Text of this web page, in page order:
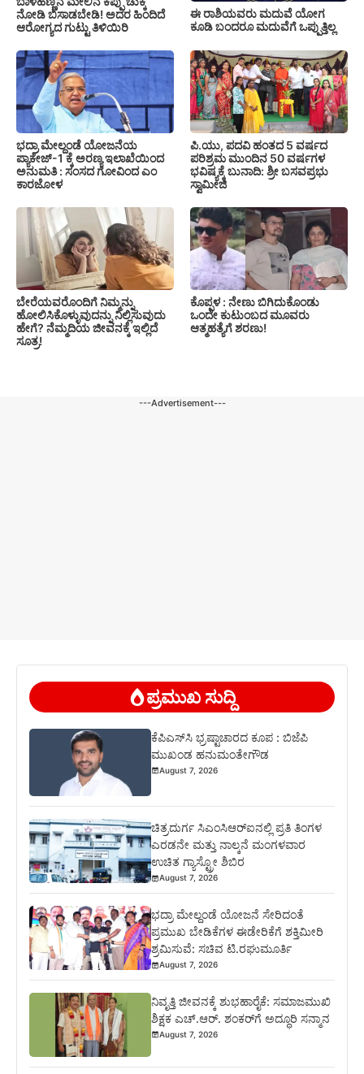
ನೋಡಿ ಬಿಸಾಡಬೇಡಿ! ಅದರ ಹಿಂದಿದೆ
ಆರೋಗ್ಯದ ಗುಟ್ಟು ತಿಳಿಯಿರಿ
ಈ ರಾಶಿಯವರು ಮದುವೆ ಯೋಗ
ಕೂಡಿ ಬಂದರೂ ಮದುವೆಗೆ ಒಪ್ಪುತ್ತಿಲ್ಲ
ಭದ್ರಾ ಮೇಲ್ದಂಡೆ ಯೋಜನೆಯ
ಪ್ಯಾಕೇಜ್-1 ಕ್ಕೆ ಅರಣ್ಯ ಇಲಾಖೆಯಿಂದ
ಅನುಮತಿ : ಸಂಸದ ಗೋವಿಂದ ಎಂ
ಕಾರಜೋಳ
ಪಿ.ಯು, ಪದವಿ ಹಂತದ 5 ವರ್ಷದ
ಪರಿಶ್ರಮ ಮುಂದಿನ 50 ವರ್ಷಗಳ
ಭವಿಷ್ಯಕ್ಕೆ ಬುನಾದಿ: ಶ್ರೀ ಬಸವಪ್ರಭು
ಸ್ವಾಮೀಜಿ
ಬೇರೆಯವರೊಂದಿಗೆ ನಿಮ್ಮನ್ನು
ಹೋಲಿಸಿಕೊಳ್ಳುವುದನ್ನು ನಿಲ್ಲಿಸುವುದು
ಹೇಗೆ? ನೆಮ್ಮದಿಯ ಜೀವನಕ್ಕೆ ಇಲ್ಲಿದೆ
ಸೂತ್ರ!
ಕೊಪ್ಪಳ : ನೇಣು ಬಿಗಿದುಕೊಂಡು
ಒಂದೇ ಕುಟುಂಬದ ಮೂವರು
ಆತ್ಮಹತ್ಯೆಗೆ ಶರಣು!
---Advertisement---
ಪ್ರಮುಖ ಸುದ್ದಿ
ಕೆಪಿಎಸ್‍ಸಿ ಭ್ರಷ್ಟಾಚಾರದ ಕೂಪ : ಬಿಜೆಪಿ
ಮುಖಂಡ ಹನುಮಂತೇಗೌಡ
August 7, 2026
ಚಿತ್ರದುರ್ಗ ಸಿಎಂಸಿಆರ್‍ಐನಲ್ಲಿ ಪ್ರತಿ ತಿಂಗಳ
ಎರಡನೇ ಮತ್ತು ನಾಲ್ಕನೆ ಮಂಗಳವಾರ
ಉಚಿತ ಗ್ಯಾಸ್ಟ್ರೋ ಶಿಬಿರ
August 7, 2026
ಭದ್ರಾ ಮೇಲ್ದಂಡೆ ಯೋಜನೆ ಸೇರಿದಂತೆ
ಪ್ರಮುಖ ಬೇಡಿಕೆಗಳ ಈಡೇರಿಕೆಗೆ ಶಕ್ತಿಮೀರಿ
ಶ್ರಮಿಸುವೆ: ಸಚಿವ ಟಿ.ರಘುಮೂರ್ತಿ
August 7, 2026
ನಿವೃತ್ತಿ ಜೀವನಕ್ಕೆ ಶುಭಹಾರೈಕೆ: ಸಮಾಜಮುಖಿ
ಶಿಕ್ಷಕ ಎಚ್.ಆರ್. ಶಂಕರ್‌ಗೆ ಅದ್ಧೂರಿ ಸನ್ಮಾನ
August 7, 2026